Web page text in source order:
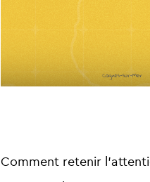
Comment retenir